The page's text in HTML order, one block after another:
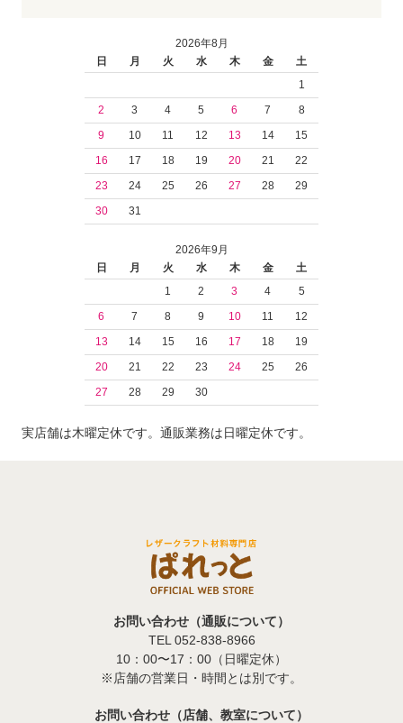
2026年8月
日
月 火 水 木 金
土
1
2
3 4 5 6 7
8
9
10 11 12 13 14
15
16
17 18 19 20 21
22
23
24 25 26 27 28
29
30
31
2026年9月
日
月 火 水 木 金
土
1
2 3 4
5
6
7 8 9 10 11
12
13
14 15 16 17 18
19
20
21 22 23 24 25
26
27
28 29 30
実店舗は木曜定休です。通販業務は日曜定休です。
お問い合わせ（通販について）
TEL 052-838-8966
10：00〜17：00（日曜定休）
※店舗の営業日・時間とは別です。
お問い合わせ（店舗、教室について）